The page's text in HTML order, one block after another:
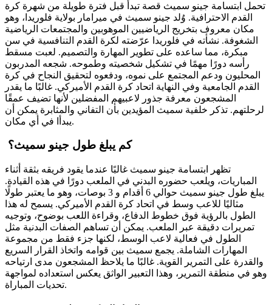
تحمل ابتسامة جينو سميث قصة تبدأ قبل فترة طويلة من شهرة كرة
القدم الاحترافية. وُلد جينو سميث في ميرامار بولاية فلوريدا، وهو
مكان معروف بتخريج الرياضيين الموهوبين والمجتمعات الرياضية
الشغوفة. نشأته في فلوريدا عرّضته لكرة القدم التنافسية في سن
مبكرة، مما ساعده على تطوير المهارة والتصميم. لعبت مسقط
رأسه دورًا مهمًا في تشكيل شخصيته وطموحه. شجعه المدربون
المحليون ودعم المجتمع على نموه، ودفعوه لتحقيق النجاح في كرة
القدم الجامعية وفي النهاية اتحاد كرة القدم الأميركي. غالبًا ما يقدر
المشجعون معرفة جذور لاعبيهم المفضلين لأنها تضيف عمقًا
لرحلتهم. تذكر خلفية سميث المؤيدين بأن التفاني والمثابرة يمكن أن
يبدأا في أي مكان.
كم يبلغ طول جينو سميث؟
تظهر ابتسامة جينو سميث غالبًا عندما يقود فريقه بثقة أثناء
المباريات، ويلعب حضوره البدني في الملعب دورًا في هذه القيادة.
يبلغ طول جينو سميث حوالي 6 أقدام و 3 بوصات، وهو ما يعتبر طولًا
مثاليًا للاعب وسط في اتحاد كرة القدم الأميركي. يسمح له هذا
الطول بالرؤية فوق خطوط الدفاع، وقراءة اللعب بوضوح، وتوجيه
تمريرات دقيقة عبر الملعب. يمكن أن تساهم الصفات البدنية مثل
الطول في فعالية لاعب الوسط، لكنها جزء فقط من مجموعة
المهارات الشاملة. يجمع سميث بين قوامه واتخاذ القرار السريع
والقدرة على التمرير القوية. غالبًا ما يلاحظ المشجعون مدى ارتياحه
وهو في منطقة التمرير، وهذا التعبير الواثق يعكس استعداده لمواجهة
تحديات المباراة.